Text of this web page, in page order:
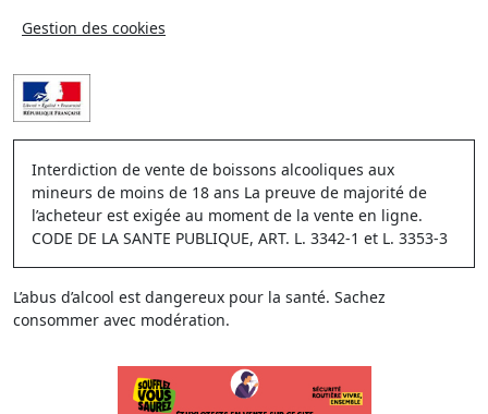
Gestion des cookies
Interdiction de vente de boissons alcooliques aux
mineurs de moins de 18 ans La preuve de majorité de
l’acheteur est exigée au moment de la vente en ligne.
CODE DE LA SANTE PUBLIQUE, ART. L. 3342-1 et L. 3353-3
L’abus d’alcool est dangereux pour la santé. Sachez
consommer avec modération.